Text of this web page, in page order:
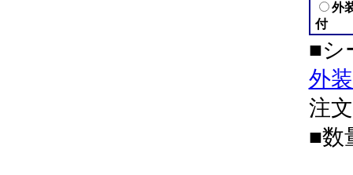
外
付
■シ
外
注
■数